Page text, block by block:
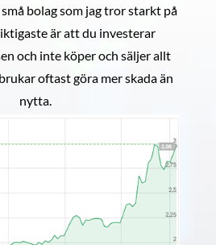
små bolag som jag tror starkt på
är att du investerar
och inte köper och säljer allt
oftast göra mer skada än
nytta.